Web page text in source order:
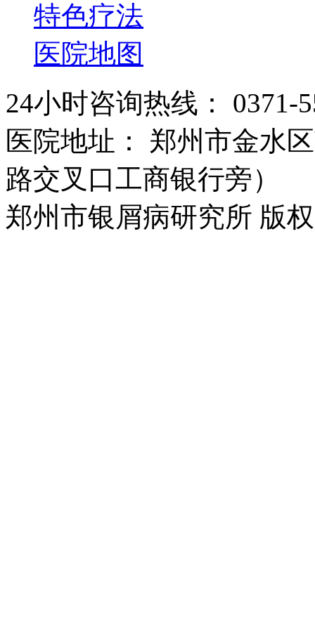
特色疗法
医院地图
24小时咨询热线： 0371-
医院地址： 郑州市金水
路交叉口工商银行旁）
郑州市银屑病研究所 版